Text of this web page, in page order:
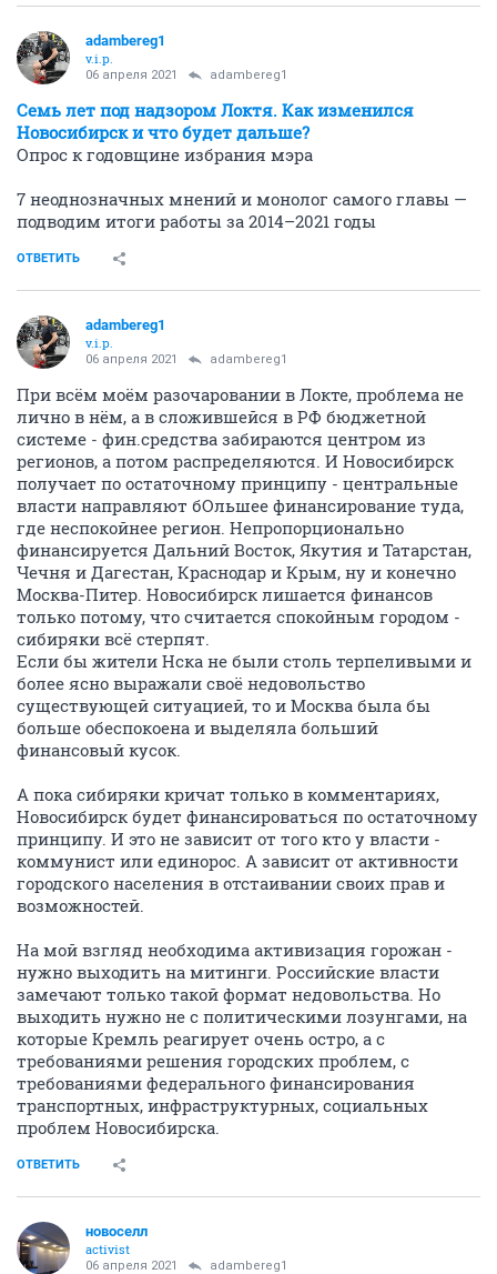
adambereg1
v.i.p.
06 апреля 2021 adambereg1
Семь лет под надзором Локтя. Как изменился
Новосибирск и что будет дальше?
Опрос к годовщине избрания мэра
7 неоднозначных мнений и монолог самого главы —
подводим итоги работы за 2014–2021 годы
ОТВЕТИТЬ
adambereg1
v.i.p.
06 апреля 2021 adambereg1
При всём моём разочаровании в Локте, проблема не
лично в нём, а в сложившейся в РФ бюджетной
системе - фин.средства забираются центром из
регионов, а потом распределяются. И Новосибирск
получает по остаточному принципу - центральные
власти направляют бОльшее финансирование туда,
где неспокойнее регион. Непропорционально
финансируется Дальний Восток, Якутия и Татарстан,
Чечня и Дагестан, Краснодар и Крым, ну и конечно
Москва-Питер. Новосибирск лишается финансов
только потому, что считается спокойным городом -
сибиряки всё стерпят.
Если бы жители Нска не были столь терпеливыми и
более ясно выражали своё недовольство
существующей ситуацией, то и Москва была бы
больше обеспокоена и выделяла больший
финансовый кусок.
А пока сибиряки кричат только в комментариях,
Новосибирск будет финансироваться по остаточному
принципу. И это не зависит от того кто у власти -
коммунист или единорос. А зависит от активности
городского населения в отстаивании своих прав и
возможностей.
На мой взгляд необходима активизация горожан -
нужно выходить на митинги. Российские власти
замечают только такой формат недовольства. Но
выходить нужно не с политическими лозунгами, на
которые Кремль реагирует очень остро, а с
требованиями решения городских проблем, с
требованиями федерального финансирования
транспортных, инфраструктурных, социальных
проблем Новосибирска.
ОТВЕТИТЬ
новоселл
activist
06 апреля 2021 adambereg1